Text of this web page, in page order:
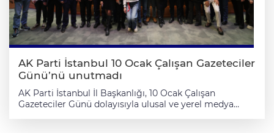
AK Parti İstanbul 10 Ocak Çalışan Gazeteciler
Günü’nü unutmadı
AK Parti İstanbul İl Başkanlığı, 10 Ocak Çalışan
Gazeteciler Günü dolayısıyla ulusal ve yerel medya